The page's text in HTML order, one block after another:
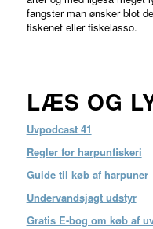
fangster man ønsker blot
fiskenet eller fiskelasso.
LÆS OG
Uvpodcast 41
Regler for harpunfiskeri
Guide til køb af harpuner
Undervandsjagt udstyr
Gratis E-bog om køb af